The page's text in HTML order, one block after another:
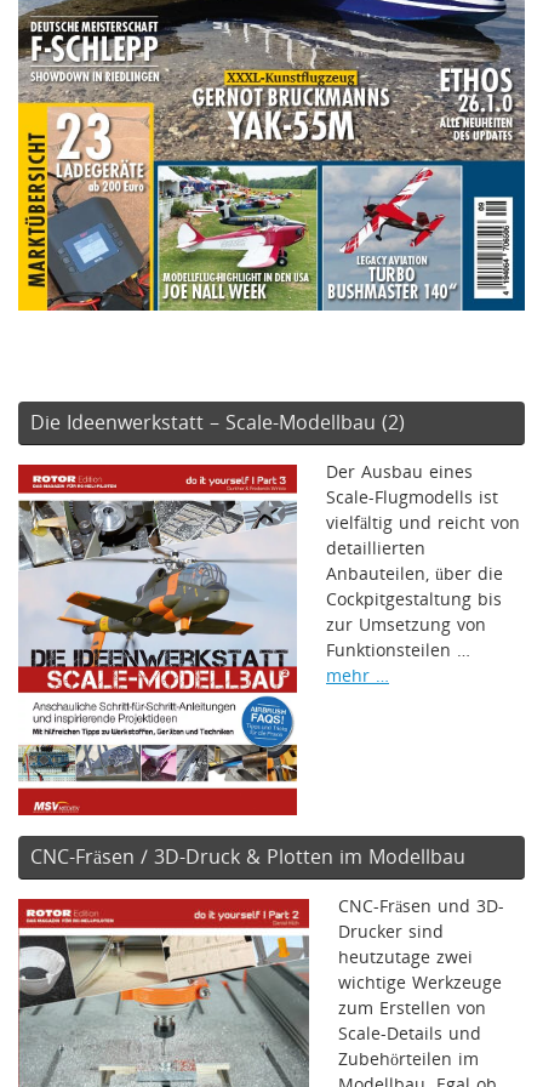
Die Ideenwerkstatt – Scale-Modellbau (2)
Der Ausbau eines
Scale-Flugmodells ist
vielfältig und reicht von
detaillierten
Anbauteilen, über die
Cockpitgestaltung bis
zur Umsetzung von
Funktionsteilen …
mehr …
CNC-Fräsen / 3D-Druck & Plotten im Modellbau
CNC-Fräsen und 3D-
Drucker sind
heutzutage zwei
wichtige Werkzeuge
zum Erstellen von
Scale-Details und
Zubehörteilen im